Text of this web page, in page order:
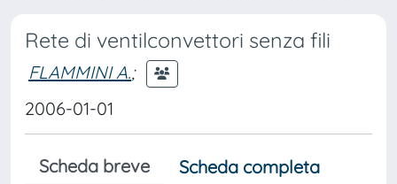
Rete di ventilconvettori senza fili
FLAMMINI A.;
2006-01-01
Scheda breve
Scheda completa